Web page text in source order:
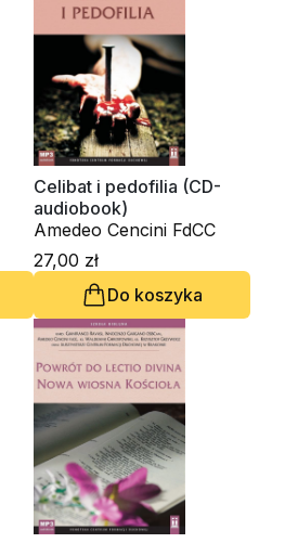
Celibat i pedofilia (CD-
audiobook)
Amedeo Cencini FdCC
27,00 zł
Do koszyka